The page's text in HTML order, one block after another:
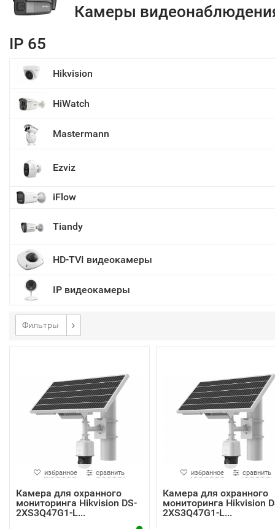
Камеры
IP 65
Hikvision
HiWatch
Mastermann
Ezviz
iFlow
Tiandy
HD-TVI видеокамеры
IP видеокамеры
Фильтры
избранное сравнить
Камера для охранного
мониторинга Hikvision DS-
2XS3Q47G1-L...
избранное сравнить
Камера для охранного
мониторинга Hikvision
2XS3Q47G1-L...